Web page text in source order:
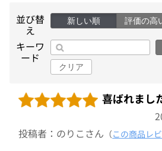
並び替
え
新しい順 評価の高
キーワ
ード
クリア
喜ばれまし
投稿者：のりこさん （この商品レ